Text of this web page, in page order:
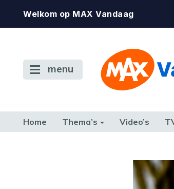
Welkom op MAX Vandaag
menu
Home Thema’s Video’s